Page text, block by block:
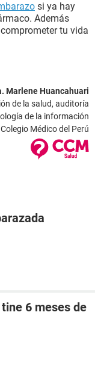
si ya hay
Además
tu vida
Marlene Huancahuari
de la salud, auditoría
de la información
Médico del Perú
6 meses de